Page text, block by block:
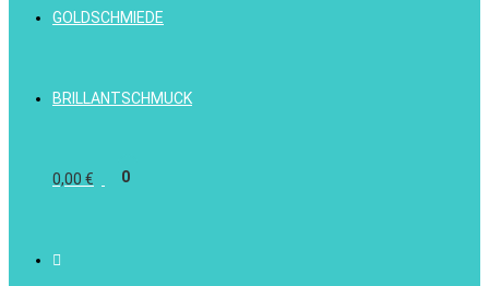
GOLDSCHMIEDE
BRILLANTSCHMUCK
0,00 € 0